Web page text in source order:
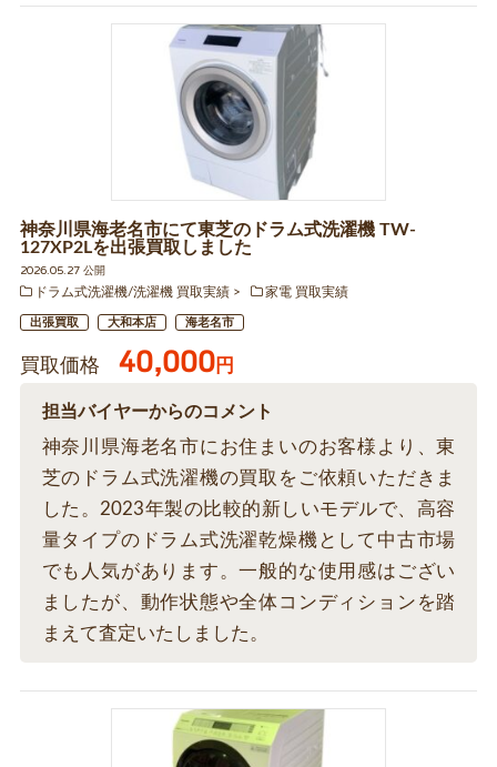
神奈川県海老名市にて東芝のドラム式洗濯機 TW-
127XP2Lを出張買取しました
2026.05.27 公開
ドラム式洗濯機/洗濯機 買取実績
家電 買取実績
出張買取 大和本店 海老名市
買取価格 40,000円
担当バイヤーからのコメント
神奈川県海老名市にお住まいのお客様より、東
芝のドラム式洗濯機の買取をご依頼いただきま
した。2023年製の比較的新しいモデルで、高容
量タイプのドラム式洗濯乾燥機として中古市場
でも人気があります。一般的な使用感はござい
ましたが、動作状態や全体コンディションを踏
まえて査定いたしました。